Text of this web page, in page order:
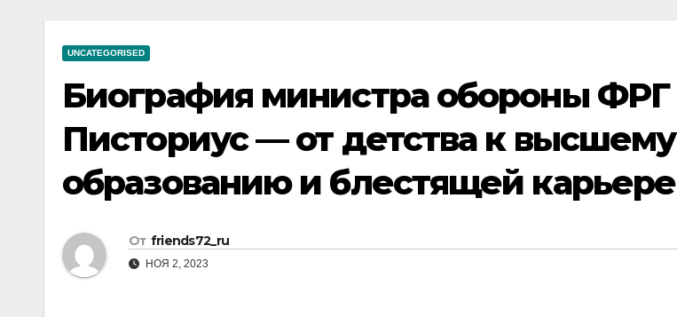
UNCATEGORISED
Биография министра обороны ФРГ
Писториус — от детства к высшему
образованию и блестящей карьере
От friends72_ru
НОЯ 2, 2023